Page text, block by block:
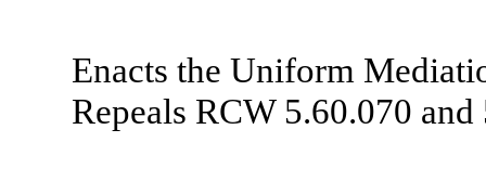
Enacts the Uniform
Repeals RCW 5.60.070 and